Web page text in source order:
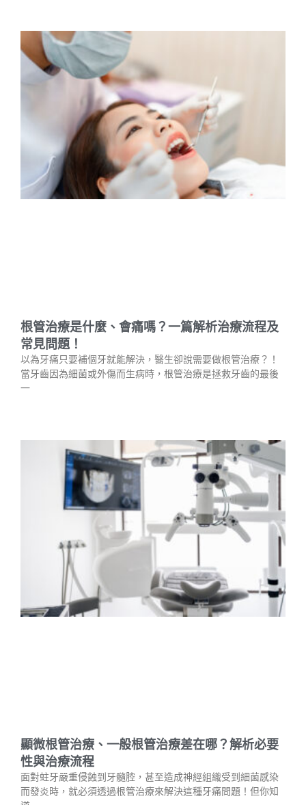
根管治療是什麼、會痛嗎？一篇解析治療流程及
常見問題！
以為牙痛只要補個牙就能解決，醫生卻說需要做根管治療？！
當牙齒因為細菌或外傷而生病時，根管治療是拯救牙齒的最後
一
顯微根管治療、一般根管治療差在哪？解析必要
性與治療流程
面對蛀牙嚴重侵蝕到牙髓腔，甚至造成神經組織受到細菌感染
而發炎時，就必須透過根管治療來解決這種牙痛問題！但你知